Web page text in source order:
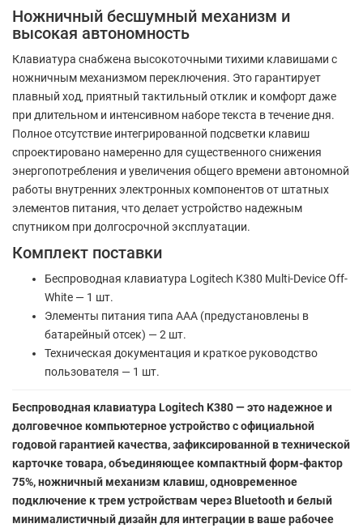
Ножничный бесшумный механизм и
высокая автономность
Клавиатура снабжена высокоточными тихими клавишами с
ножничным механизмом переключения. Это гарантирует
плавный ход, приятный тактильный отклик и комфорт даже
при длительном и интенсивном наборе текста в течение дня.
Полное отсутствие интегрированной подсветки клавиш
спроектировано намеренно для существенного снижения
энергопотребления и увеличения общего времени автономной
работы внутренних электронных компонентов от штатных
элементов питания, что делает устройство надежным
спутником при долгосрочной эксплуатации.
Комплект поставки
Беспроводная клавиатура Logitech K380 Multi-Device Off-
White — 1 шт.
Элементы питания типа ААА (предустановлены в
батарейный отсек) — 2 шт.
Техническая документация и краткое руководство
пользователя — 1 шт.
Беспроводная клавиатура Logitech K380 — это надежное и
долговечное компьютерное устройство с официальной
годовой гарантией качества, зафиксированной в технической
карточке товара, объединяющее компактный форм-фактор
75%, ножничный механизм клавиш, одновременное
подключение к трем устройствам через Bluetooth и белый
минималистичный дизайн для интеграции в ваше рабочее